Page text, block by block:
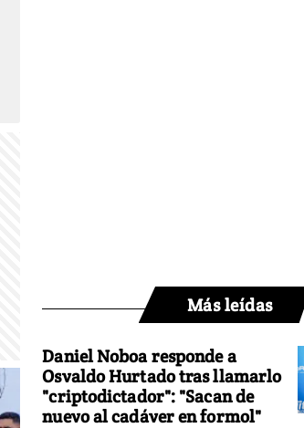
Más leídas
Daniel Noboa responde a
Osvaldo Hurtado tras llamarlo
"criptodictador": "Sacan de
nuevo al cadáver en formol"